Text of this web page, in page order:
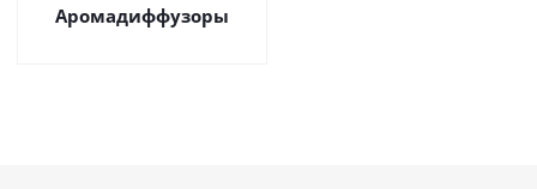
Аромадиффузоры